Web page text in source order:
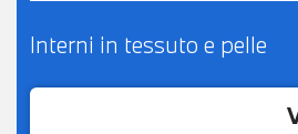
Interni in tessuto e pelle